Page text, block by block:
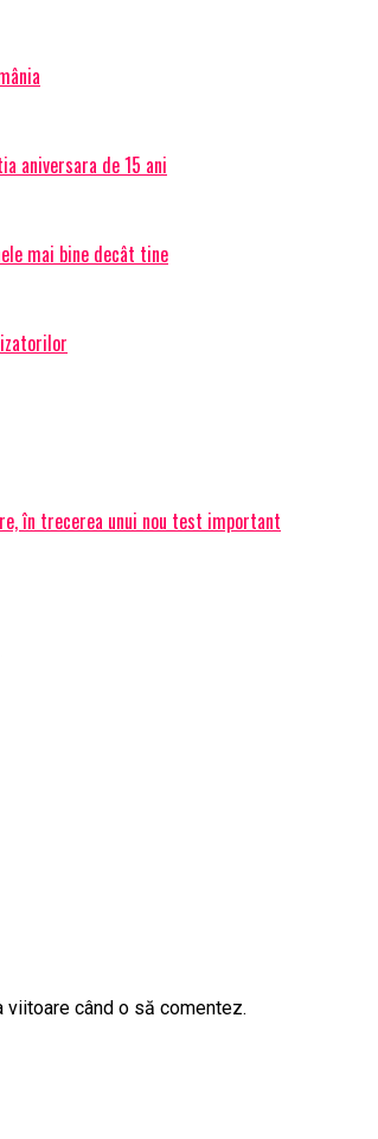
aniversara de 15 ani
mai bine decât tine
în trecerea unui nou test important
când o să comentez.